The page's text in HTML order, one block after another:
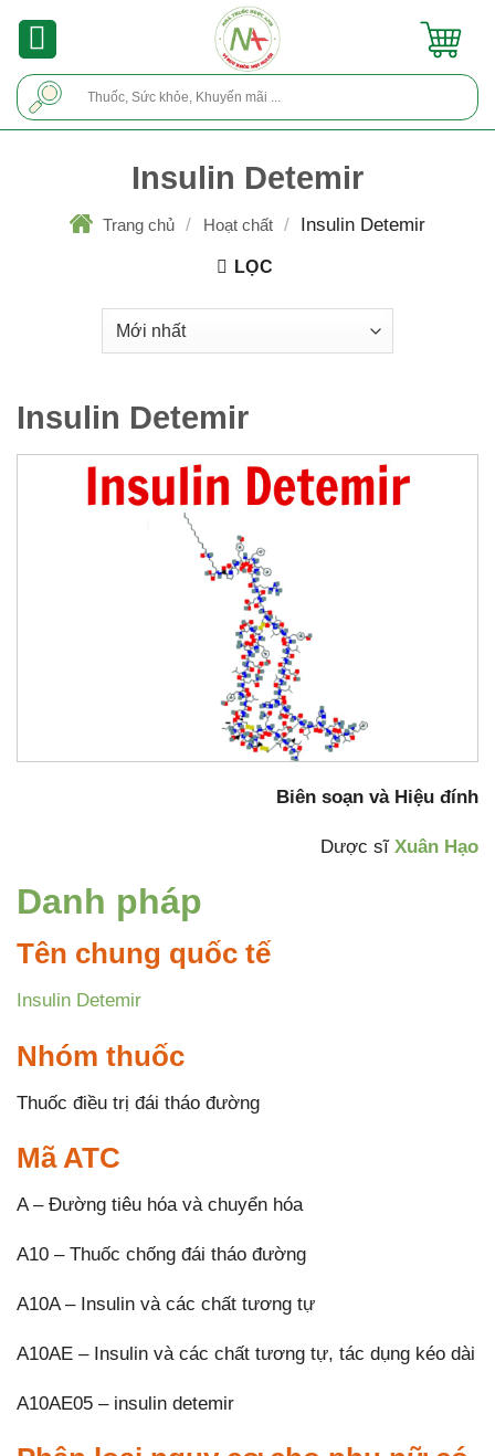
Insulin Detemir
Trang chủ / Hoạt chất / Insulin Detemir
LỌC
Insulin Detemir
Biên soạn và Hiệu đính
Dược sĩXuân Hạo
Danh pháp
Tên chung quốc tế
Insulin Detemir
Nhóm thuốc
Thuốc điều trị đái tháo đường
Mã ATC
A – Đường tiêu hóa và chuyển hóa
A10 – Thuốc chống đái tháo đường
A10A – Insulin và các chất tương tự
A10AE – Insulin và các chất tương tự, tác dụng kéo dài
A10AE05 – insulin detemir